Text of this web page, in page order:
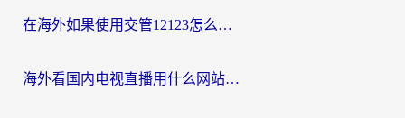
在海外如果使用交管12123怎么处理？留学生亲测有效的回国加速方案
海外看国内电视直播用什么网站比较好？一篇解决你所有追剧难题的实用指南